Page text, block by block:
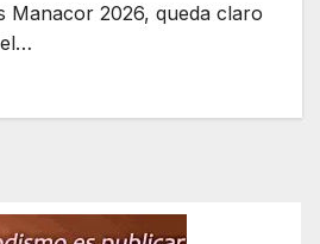
Manacor 2026, queda claro